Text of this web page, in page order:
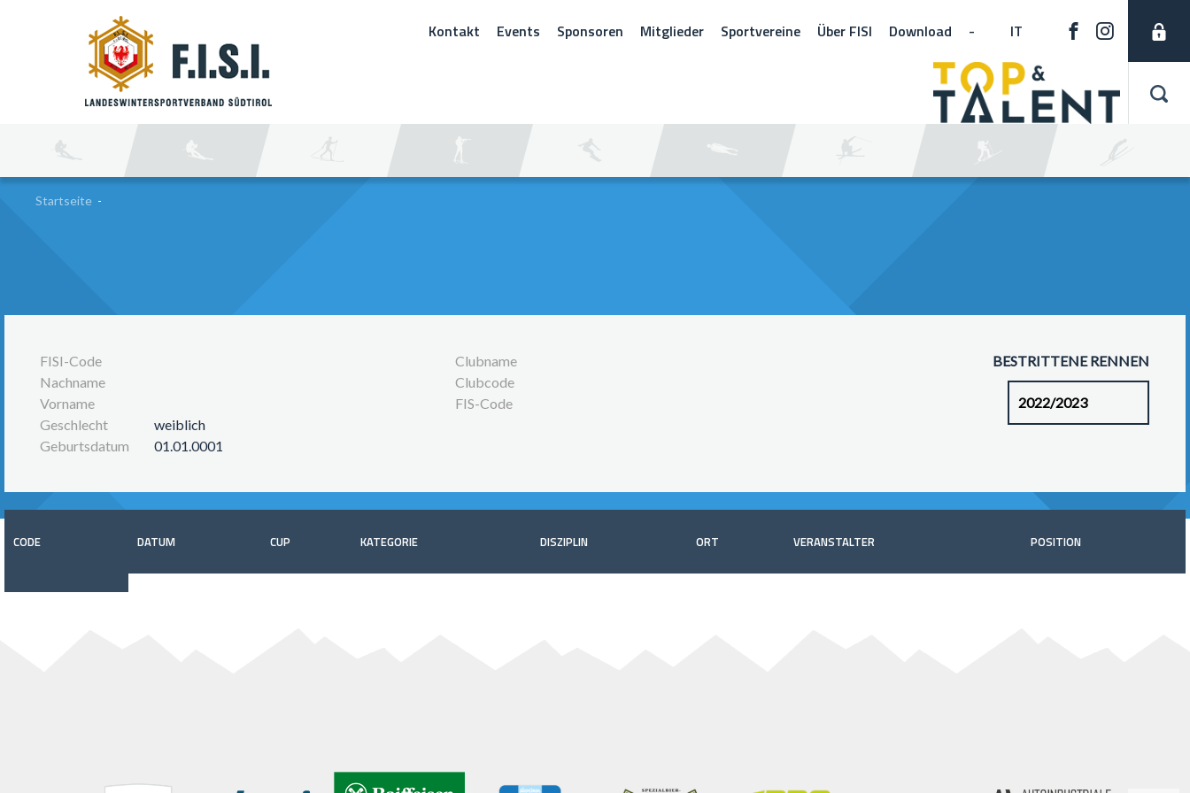
Kontakt Events Sponsoren Mitglieder Sportvereine Über FISI Download - IT
Startseite -
FISI-Code
Nachname
Vorname
Geschlecht
weiblich
Geburtsdatum
01.01.0001
Clubname
Clubcode
FIS-Code
BESTRITTENE RENNEN
CODE DATUM CUP KATEGORIE DISZIPLIN ORT VERANSTALTER POSITION